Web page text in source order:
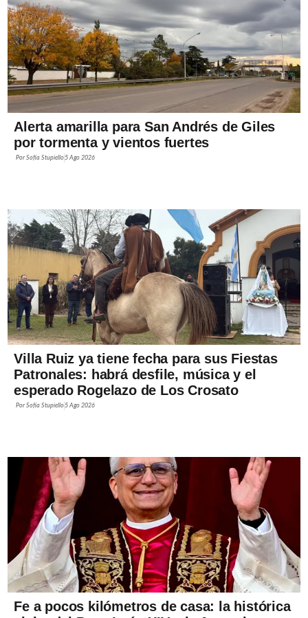
Alerta amarilla para San Andrés de Giles
por tormenta y vientos fuertes
PorSofía Stupiello5 Ago 2026
Villa Ruiz ya tiene fecha para sus Fiestas
Patronales: habrá desfile, música y el
esperado Rogelazo de Los Crosato
PorSofía Stupiello5 Ago 2026
Fe a pocos kilómetros de casa: la histórica